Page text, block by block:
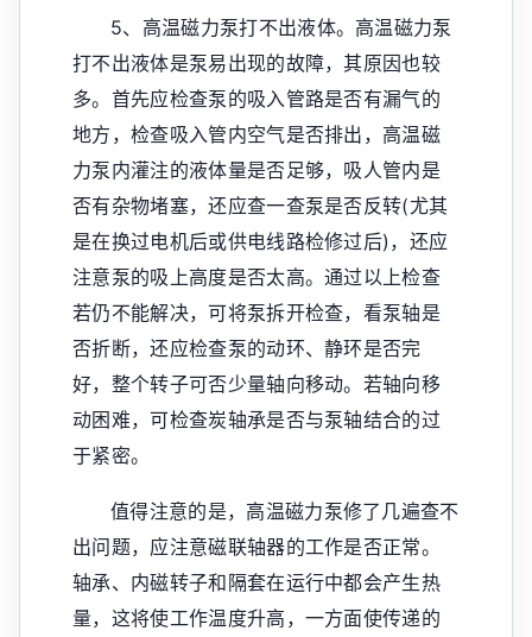
5、高温磁力泵打不出液体。高温磁力泵
打不出液体是泵易出现的故障，其原因也较
多。首先应检查泵的吸入管路是否有漏气的
地方，检查吸入管内空气是否排出，高温磁
力泵内灌注的液体量是否足够，吸人管内是
否有杂物堵塞，还应查一查泵是否反转(尤其
是在换过电机后或供电线路检修过后)，还应
注意泵的吸上高度是否太高。通过以上检查
若仍不能解决，可将泵拆开检查，看泵轴是
否折断，还应检查泵的动环、静环是否完
好，整个转子可否少量轴向移动。若轴向移
动困难，可检查炭轴承是否与泵轴结合的过
于紧密。
值得注意的是，高温磁力泵修了几遍查不
出问题，应注意磁联轴器的工作是否正常。
轴承、内磁转子和隔套在运行中都会产生热
量，这将使工作温度升高，一方面使传递的